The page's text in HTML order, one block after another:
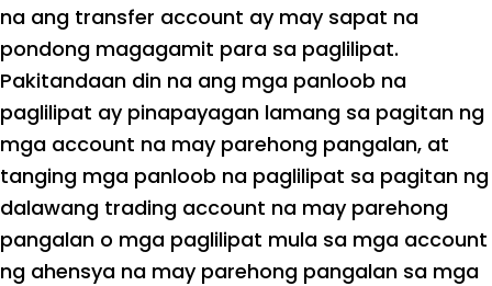
na ang transfer account ay may sapat na
pondong magagamit para sa paglilipat.
Pakitandaan din na ang mga panloob na
paglilipat ay pinapayagan lamang sa pagitan ng
mga account na may parehong pangalan, at
tanging mga panloob na paglilipat sa pagitan ng
dalawang trading account na may parehong
pangalan o mga paglilipat mula sa mga account
ng ahensya na may parehong pangalan sa mga